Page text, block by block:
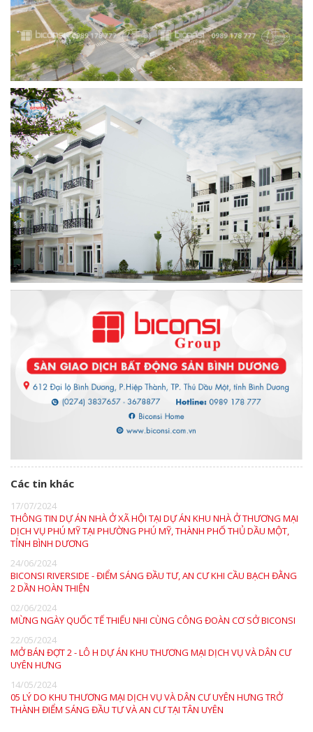
Các tin khác
17/07/2024
THÔNG TIN DỰ ÁN NHÀ Ở XÃ HỘI TẠI DỰ ÁN KHU NHÀ Ở THƯƠNG MẠI
DỊCH VỤ PHÚ MỸ TẠI PHƯỜNG PHÚ MỸ, THÀNH PHỐ THỦ DẦU MỘT,
TỈNH BÌNH DƯƠNG
24/06/2024
BICONSI RIVERSIDE - ĐIỂM SÁNG ĐẦU TƯ, AN CƯ KHI CẦU BẠCH ĐẰNG
2 DẦN HOÀN THIỆN
02/06/2024
MỪNG NGÀY QUỐC TẾ THIẾU NHI CÙNG CÔNG ĐOÀN CƠ SỞ BICONSI
22/05/2024
MỞ BÁN ĐỢT 2 - LÔ H DỰ ÁN KHU THƯƠNG MẠI DỊCH VỤ VÀ DÂN CƯ
UYÊN HƯNG
14/05/2024
05 LÝ DO KHU THƯƠNG MẠI DỊCH VỤ VÀ DÂN CƯ UYÊN HƯNG TRỞ
THÀNH ĐIỂM SÁNG ĐẦU TƯ VÀ AN CƯ TẠI TÂN UYÊN